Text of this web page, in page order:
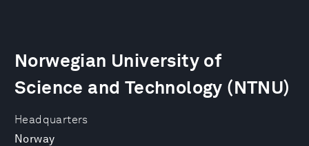
Headquarters
Norway
Norwegian University of
Science and Technology (NTNU)